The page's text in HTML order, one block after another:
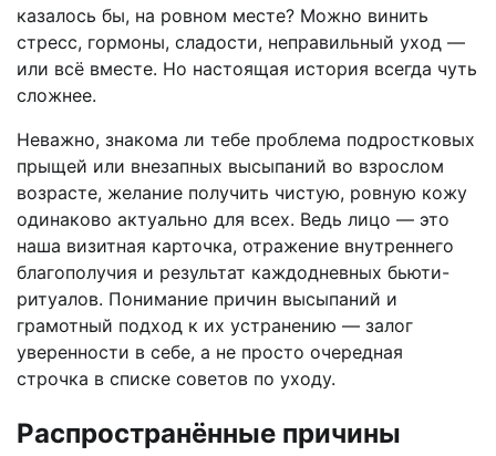
казалось бы, на ровном месте? Можно винить
стресс, гормоны, сладости, неправильный уход —
или всё вместе. Но настоящая история всегда чуть
сложнее.
Неважно, знакома ли тебе проблема подростковых
прыщей или внезапных высыпаний во взрослом
возрасте, желание получить чистую, ровную кожу
одинаково актуально для всех. Ведь лицо — это
наша визитная карточка, отражение внутреннего
благополучия и результат каждодневных бьюти-
ритуалов. Понимание причин высыпаний и
грамотный подход к их устранению — залог
уверенности в себе, а не просто очередная
строчка в списке советов по уходу.
Распространённые причины